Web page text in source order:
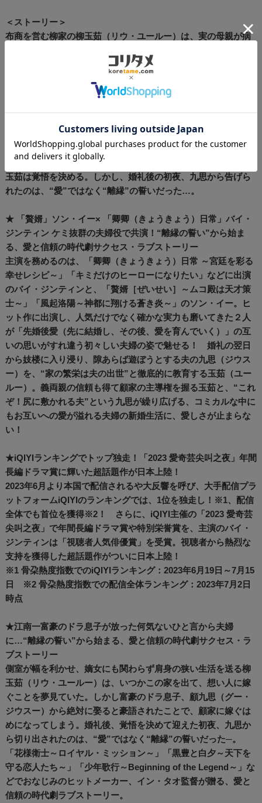
＜ストーリー＞
布商を営む柳家の柳玉茹（リウ・ユールー）は、実の母親が病
肩身の狭い暮らしを送っていた。そんなある日、長年想い続け
ていた名家出身の葉世安（イエ・シーアン）との縁談が決ま
る。しかし喜びも束の間、思いもよらぬ邪魔が入ってしまう。
せで放ったひと言を聞いた彼の両親と、財産目当ての柳家の側
室が勝手に進めたもの。時すでに遅し、今さら縁談を無かった
ことには出来ず、柳家の名誉に傷がついてしまうことを恐れた
玉茹は覚悟を決める。しかし、婚礼後の初夜、九思から告げら
れたのは、“愛”ではなく“離縁”の誓いだった…。
★ 「贅婿」ソン・イー× 「卿卿（きょうきょう）日常」バイ・
ジンティン ケミ抜群の夫婦役で共演！“離縁の誓い”から始ま
る、愛と信頼の時代劇サクセス・ラブストーリー
主演を務めるのは、「卿卿（きょうきょう）日常 ～宮廷を彩る
幸せレシピ～」「キミだけのヒーローになりたい」などに出演
のバイ・ジンティンと、「贅婿［ぜいせい］～ムコ殿は天才策
士～」「風起洛陽～神都に翔ける蒼き炎～」のソン・イー。ヒ
ット作に出演し、人気だけでなく確かな実力も磨いてきた２人
が「先婚後愛（先に結婚し、その後、愛を育んでいく）」の互
いの思いがすれ違う初々しい夫婦の姿で魅せる！ 婚礼の翌日
から妓楼に入り浸り、隙あらば遊ぼうとする夫の九思（ジウス
ー）を、“家の繁栄は夫の出世”と徹底的に教育する玉茹（ユー
ルー）。義両親の信頼も得て顧家の主導権を握る玉茹と、“これ
ぞ！尻に敷かれる夫”という九思が繰り広げる、コミカルな中に
もお互いへの愛が溢れる夫婦の新婚生活に、愛しさが止まらな
い！
★iQIYIランキングでトップ独走！「2023 愛奇芸尖叫之夜」年間
長編ドラマ賞に輝いた超話題作が日本上陸！
2023年6月より本国で配信されるや大反響を呼び、大手配信プラ
ットフォームiQIYIのランキングでは、1位を独走し！※1、配信
全体でも首位を獲得※2！ さらに、iQIYI主催の「2023 愛奇芸
尖叫之夜」で年間長編ドラマ賞や特別栄誉賞を、主演のバイ・
ジンティンは「視聴者人気俳優賞」を受賞。視聴者から熱烈な
支持を獲得した超話題作がついに日本上陸！
※1 骨朶熱度指数でのiQIYIランキング：2023年6月19日～7月15
日 ※2 骨朶熱度指数での配信全体ランキング：2023年7月2日
時点
★江南一富豪のドラ息子が放った何気ないひと言から夫婦
に…“離縁の誓い”から始まる、愛と信頼の時代劇サクセス・ラ
ブストーリー
側室が幅を利かせ、嫡女にも関わらず肩身の狭い生活を送る柳
玉茹（リウ・ユールー）は、いつかこの家を出て、想い人に嫁
ぐことを夢見ていた。しかし富豪のドラ息子、顧九思（グー・
ジウスー）から絶対に娶ると豪語されたことで、顧家に嫁ぐは
めになってしまう。婚礼後、覚悟を決めて迎えた初夜、九思か
ら切り出されたのは、“愛”ではなく“離縁”の誓いだった─。
「花様衛士～ロイヤル・ミッション～」「黒豊と白夕～天下を
守る恋人たち～」「少年歌行～Beginning of the Legend～」な
どでおなじみのヒットメーカー、イン・タオ監督が贈る、愛と
信頼の時代劇ラブストーリー。